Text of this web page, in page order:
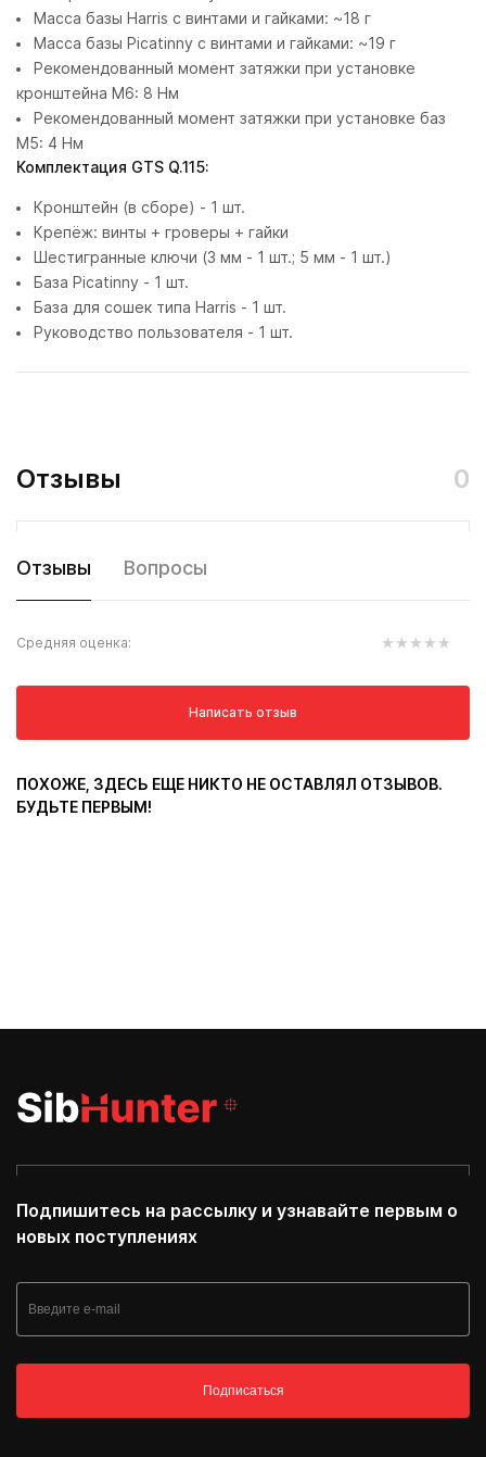
Масса базы Harris с винтами и гайками: ~18 г
Масса базы Picatinny с винтами и гайками: ~19 г
Рекомендованный момент затяжки при установке
кронштейна М6: 8 Нм
Рекомендованный момент затяжки при установке баз
М5: 4 Нм
Комплектация GTS Q.115:
Кронштейн (в сборе) - 1 шт.
Крепёж: винты + гроверы + гайки
Шестигранные ключи (3 мм - 1 шт.; 5 мм - 1 шт.)
База Picatinny - 1 шт.
База для сошек типа Harris - 1 шт.
Руководство пользователя - 1 шт.
Отзывы 0
Отзывы Вопросы
Средняя оценка:
Написать отзыв
ПОХОЖЕ, ЗДЕСЬ ЕЩЕ НИКТО НЕ ОСТАВЛЯЛ ОТЗЫВОВ.
БУДЬТЕ ПЕРВЫМ!
Подпишитесь на рассылку и узнавайте первым о
новых поступлениях
Подписаться